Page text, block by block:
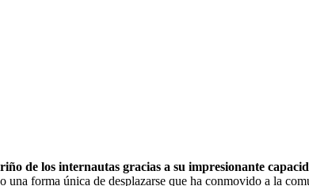
de los internautas gracias a su impresionante
forma única de desplazarse que ha conmovido a la